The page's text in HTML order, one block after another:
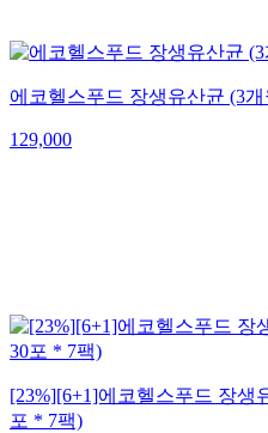
에코헬스푸드 장생유산균 (3
129,000
[23%][6+1]에코헬스푸드 장생
포 * 7팩)